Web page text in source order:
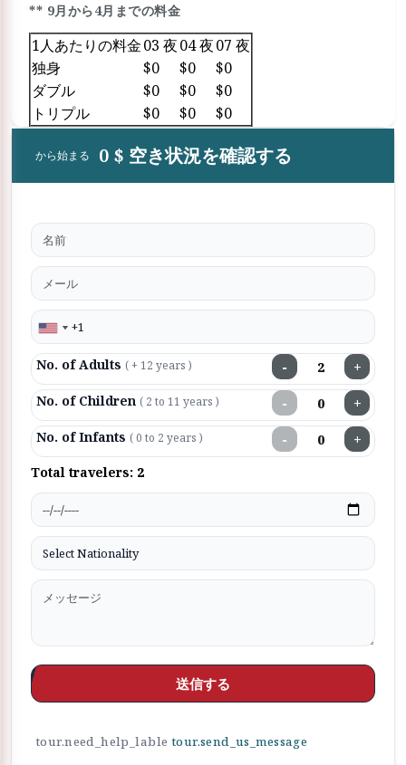
** 9月から4月までの料金
1人あたりの料金03 夜04 夜07 夜
独身
$0 $0
$0
ダブル
$0 $0
$0
トリプル
$0 $0 $0
から始まる 0 $ 空き状況を確認する
No. of Adults ( + 12 years ) − +
No. of Children ( 2 to 11 years ) − +
No. of Infants ( 0 to 2 years ) − +
Total travelers: 2
送信する
tour.need_help_lable tour.send_us_message